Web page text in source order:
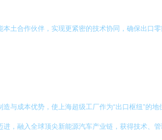
土合作伙伴，实现更紧密的技术协同，确保出口
与成本优势，使上海超级工厂作为“出口枢纽”的地
，融入全球顶尖新能源汽车产业链，获得技术、